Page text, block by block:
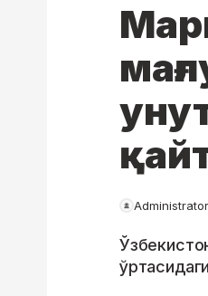
Administrator